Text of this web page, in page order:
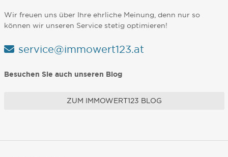
Wir freuen uns über Ihre ehrliche Meinung, denn nur so
können wir unseren Service stetig optimieren!
service@immowert123.at
Besuchen Sie auch unseren Blog
ZUM IMMOWERT123 BLOG